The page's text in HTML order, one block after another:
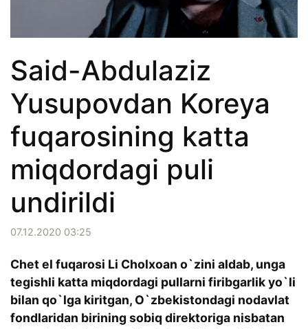
Said-Abdulaziz
Yusupovdan Koreya
fuqarosining katta
miqdordagi puli
undirildi
07.12.2020 03:25
Chet el fuqarosi Li Cholxoan o`zini aldab, unga
tegishli katta miqdordagi pullarni firibgarlik yo`li
bilan qo`lga kiritgan, O`zbekistondagi nodavlat
fondlaridan birining sobiq direktoriga nisbatan